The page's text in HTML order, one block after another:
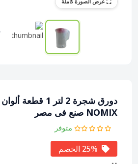
دورق شجرة 2 لتر 1
NOMIX صنع فى مصر
متوفر